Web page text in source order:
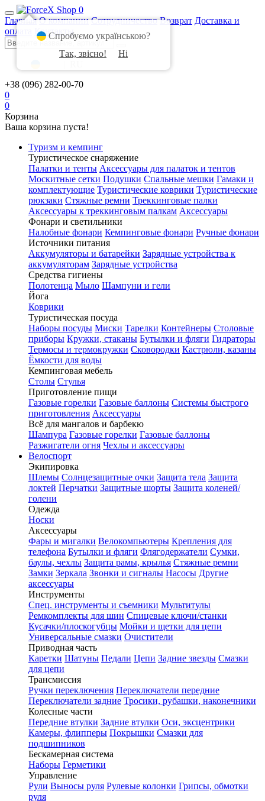
0
Главная О компании Сотрудничество Возврат Доставка и
оплата
Контакты
+38 (096) 282-00-70
0
0
Корзина
Ваша корзина пуста!
Туризм и кемпинг
Туристическое снаряжение
Палатки и тенты Аксессуары для палаток и тентов
Москитные сетки Подушки Спальные мешки Гамаки и
комплектующие Туристические коврики Туристические
рюкзаки Стяжные ремни Треккинговые палки
Аксессуары к треккинговым палкам Аксессуары
Фонари и светильники
Налобные фонари Кемпинговые фонари Ручные фонари
Источники питания
Аккумуляторы и батарейки Зарядные устройства к
аккумуляторам Зарядные устройства
Средства гигиены
Полотенца Мыло Шампуни и гели
Йога
Коврики
Туристическая посуда
Наборы посуды Миски Тарелки Контейнеры Столовые
приборы Кружки, стаканы Бутылки и фляги Гидраторы
Термосы и термокружки Сковородки Кастрюли, казаны
Ёмкости для воды
Кемпинговая мебель
Столы Стулья
Приготовление пищи
Газовые горелки Газовые баллоны Системы быстрого
приготовления Аксессуары
Всё для мангалов и барбекю
Шампура Газовые горелки Газовые баллоны
Разжигатели огня Чехлы и аксессуары
Велоспорт
Экипировка
Шлемы Солнцезащитные очки Защита тела Защита
локтей Перчатки Защитные шорты Защита коленей/
голени
Одежда
Носки
Аксессуары
Фары и мигалки Велокомпьютеры Крепления для
телефона Бутылки и фляги Флягодержатели Сумки,
баулы, чехлы Защита рамы, крылья Стяжные ремни
Замки Зеркала Звонки и сигналы Насосы Другие
аксессуары
Инструменты
Спец. инструменты и съемники Мультитулы
Ремкомплекты для шин Спицевые ключи/станки
Кусачки/плоскогубцы Мойки и щетки для цепи
Универсальные смазки Очистители
Приводная часть
Каретки Шатуны Педали Цепи Задние звезды Смазки
для цепи
Трансмиссия
Ручки переключения Переключатели передние
Переключатели задние Тросики, рубашки, наконечники
Колесные части
Передние втулки Задние втулки Оси, эксцентрики
Камеры, флипперы Покрышки Смазки для
подшипников
Бескамерная система
Наборы Герметики
Управление
Рули Выносы руля Рулевые колонки Грипсы, обмотки
руля
Спробуємо українською?
Так, звісно!
Ні